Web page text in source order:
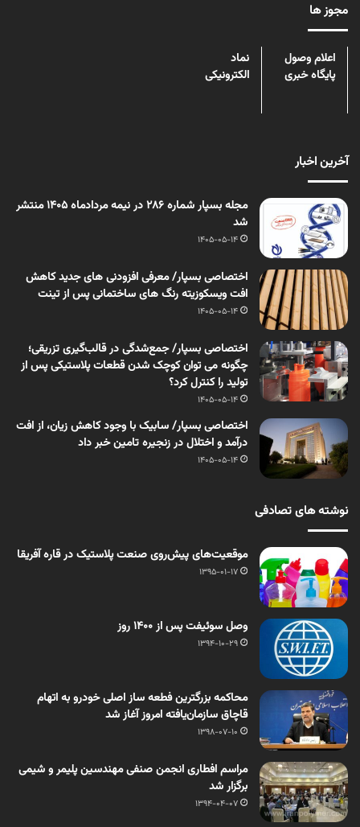
مجوز ها
اعلام وصول
پایگاه خبری
نماد
الکترونیکی
آخرین اخبار
مجله بسپار شماره 286 در نیمه مردادماه 1405 منتشر
شد
1405-05-14
اختصاصی بسپار/ معرفی افزودنی های جدید کاهش
افت ویسکوزیته رنگ های ساختمانی پس از تینت
1405-05-14
اختصاصی بسپار/ جمع‌شدگی در قالب‌گیری تزریقی؛
چگونه می توان کوچک شدن قطعات پلاستیکی پس از
تولید را کنترل کرد؟
1405-05-14
اختصاصی بسپار/ سابیک با وجود کاهش زیان، از افت
درآمد و اختلال در زنجیره تامین خبر داد
1405-05-14
نوشته های تصادفی
موقعیت‌های پیش‌روی صنعت پلاستیک در قاره آفریقا
1395-01-17
وصل سوئیفت پس از 1400 روز
1394-10-29
محاکمه بزرگترین فطعه ساز اصلی خودرو به اتهام
قاچاق سازمان‌یافته امروز آغاز شد
1398-07-10
مراسم افطاری انجمن صنفی مهندسین پلیمر و شیمی
برگزار شد
1394-04-07